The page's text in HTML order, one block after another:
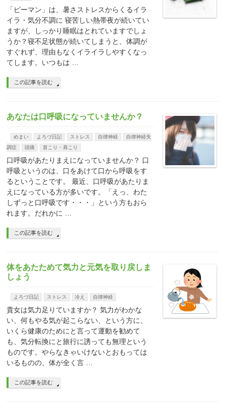
「ピーマン」は、暑さストレスからくるイラ
イラ・気分不調に 寝苦しい熱帯夜が続いてい
ますが、しっかり睡眠はとれていますでしょ
うか？寝不足状態が続いてしまうと、体調が
すぐれず、理由もなくイライラしやすくなっ
てします。いつもは …
この記事を読む
あなたは口呼吸になっていませんか？
めまい よろづ日記 ストレス 自律神経
自律神経失
調症
頭痛 首こり・肩こり
口呼吸があたりまえになっていませんか？ 口
呼吸というのは、口をあけて口から呼吸をす
るということです。 最近、口呼吸があたりま
えになっている方が多いです。「えっ、わた
しずっと口呼吸です・・・」という方もおら
れます。だれかに …
この記事を読む
体をあたためて気力と元気を取り戻しま
しょう
よろづ日記 ストレス 冷え 自律神経
貴女は気力足りていますか？ 気力がわかな
い、何もやる気が起こらない、という方に、
いくら健康のためにと言って運動を勧めて
も、気分転換にと旅行に誘っても無理という
ものです。やらなきゃいけないとおもっては
いるものの、体が全く言 …
この記事を読む